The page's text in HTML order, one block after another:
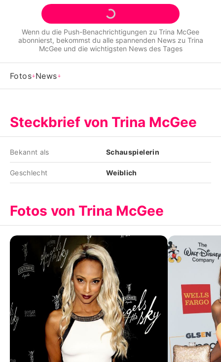
Alle Themen auf Promiflash
Jobs
App runterladen
Redaktionelle Richtlinien
Nutzungsbedingungen
Utiq verwalten
Wenn du die Push-Benachrichtigungen zu Trina McGee
abonnierst, bekommst du alle spannenden News zu Trina
McGeeund die wichtigsten News des Tages
Fotos News
Steckbrief von Trina McGee
Bekannt als Schauspielerin
Geschlecht Weiblich
Fotos von Trina McGee